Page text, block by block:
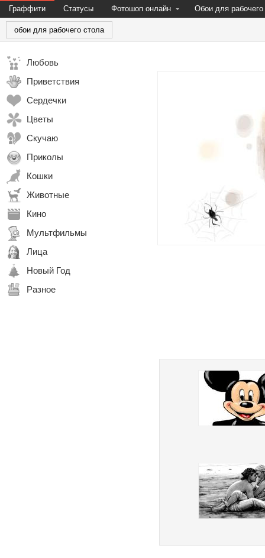
Граффити Статусы Фотошоп онлайн Обои для рабочего
обои для рабочего стола
Любовь
Приветствия
Сердечки
Цветы
Скучаю
Приколы
Кошки
Животные
Кино
Мультфильмы
Лица
Новый Год
Разное